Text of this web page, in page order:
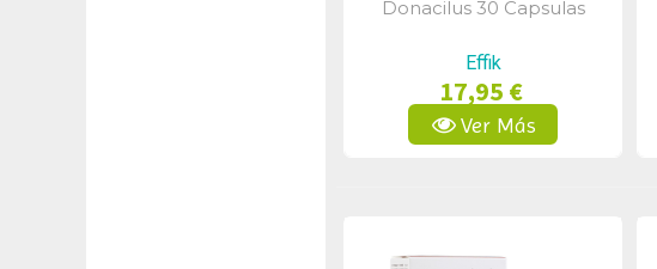
Vista Rápida
Donacilus 30 Capsulas
Effik
17,95 €
Ver Más